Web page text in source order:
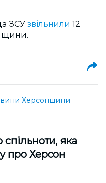
ЗСУ звільнили 12
Херсонщини
спільноти, яка
про Херсон